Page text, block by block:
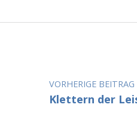
VORHERIGE BEITRAG
Klettern der